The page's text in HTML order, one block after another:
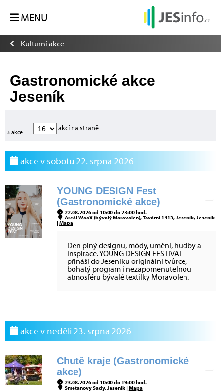
MENU
Kulturní akce
Gastronomické akce
Jeseník
3 akce
akcí na straně
akce v sobotu 22. srpna 2026
YOUNG DESIGN Fest
(Gastronomické akce)
22.08.2026 od 10:00 do 23:00 hod.
Areál WooX (bývalý Moravolen), Tovární 1413, Jeseník, Jeseník
|Mapa
Den plný designu, módy, umění, hudby a
inspirace. YOUNG DESIGN FESTIVAL
přináší do Jeseníku originální tvůrce,
bohatý program i nezapomenutelnou
atmosféru bývalé textilky Moravolen.
akce v neděli 23. srpna 2026
Chutě kraje (Gastronomické
akce)
23.08.2026 od 10:00 do 19:00 hod.
Smetanovy Sady, Jeseník |Mapa